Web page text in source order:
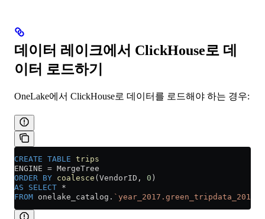
데이터 레이크에서 ClickHouse로 데
이터 로드하기
OneLake에서 ClickHouse로 데이터를 로드해야 하는 경우:
CREATE TABLE trips
ENGINE = MergeTree
ORDER BY coalesce (VendorID, 0 )
AS SELECT *
FROM onelake_catalog. `year_2017.green_tripdata_2017`